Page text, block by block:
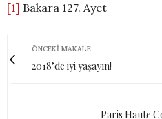
[1] Bakara 127. Ayet
ÖNCEKI MAKALE
2018’de iyi yaşayın!
Paris Haute